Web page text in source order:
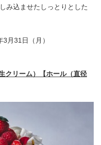
み込ませたしっとりとした
月31日（月）
クリーム）【ホール（直径